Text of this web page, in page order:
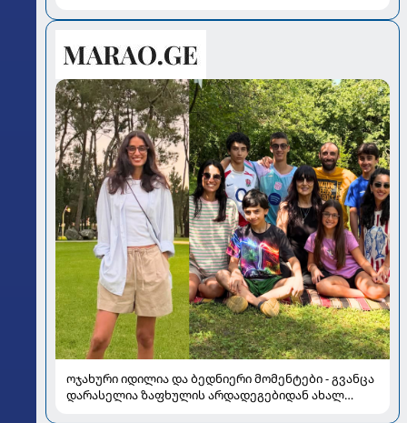
ოჯახური იდილია და ბედნიერი მომენტები - გვანცა
დარასელია ზაფხულის არდადეგებიდან ახალ